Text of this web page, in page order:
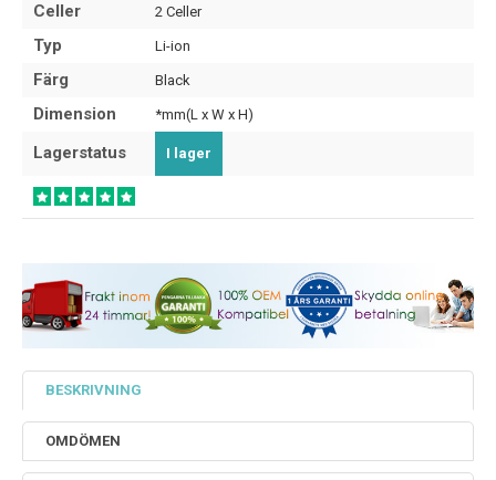
Celler 2 Celler
Typ Li-ion
Färg Black
Dimension *mm(L x W x H)
Lagerstatus I lager
BESKRIVNING
OMDÖMEN